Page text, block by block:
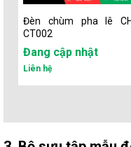
Đèn chùm pha lê
CT002
Đang cập nhật
Liên hệ